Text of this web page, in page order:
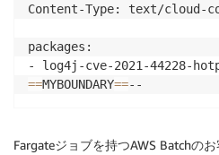
Content-Type: text/cloud-
packages:
==MYBOUNDARY==--
Fargateジョブを持つAWS Batchの